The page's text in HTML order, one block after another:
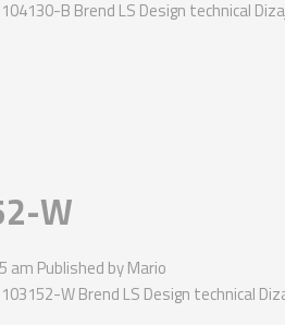
B Brend LS Design technical
W
am Published byMario
W Brend LS Design technical